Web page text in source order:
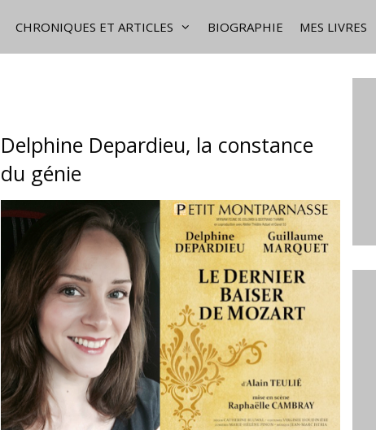
CHRONIQUES ET ARTICLES BIOGRAPHIE MES LIVRES
Delphine Depardieu, la constance
du génie